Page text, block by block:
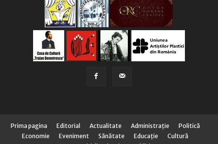
Prima pagina Editorial Actualitate Administraţie
Politică
Economie
Eveniment Sănătate Educaţie
Cultură